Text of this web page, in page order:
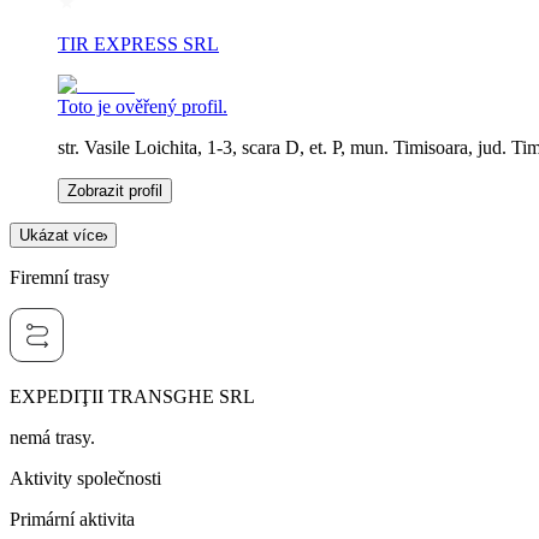
TIR EXPRESS SRL
Toto je ověřený profil.
str. Vasile Loichita, 1-3, scara D, et. P, mun. Timisoara, jud.
Zobrazit profil
Ukázat více
Firemní trasy
EXPEDIŢII TRANSGHE SRL
nemá trasy.
Aktivity společnosti
Primární aktivita